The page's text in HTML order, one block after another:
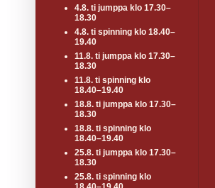
4.8. ti jumppa klo 17.30–
18.30
4.8. ti spinning klo 18.40–
19.40
11.8. ti jumppa klo 17.30–
18.30
11.8. ti spinning klo
18.40–19.40
18.8. ti jumppa klo 17.30–
18.30
18.8. ti spinning klo
18.40–19.40
25.8. ti jumppa klo 17.30–
18.30
25.8. ti spinning klo